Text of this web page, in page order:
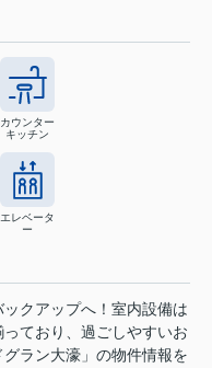
カウンター
キッチン
エレベータ
ー
ックアップへ！室内設備は
ており、過ごしやすいお
ラン大濠」の物件情報を